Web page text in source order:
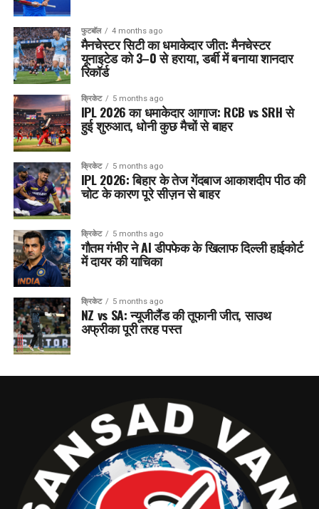
फुटबॉल 4 months ago
मैनचेस्टर सिटी का धमाकेदार जीत: मैनचेस्टर
यूनाइटेड को 3–0 से हराया, डर्बी में बनाया शानदार
रिकॉर्ड
क्रिकेट 5 months ago
IPL 2026 का धमाकेदार आगाज: RCB vs SRH से
हुई शुरुआत, धोनी कुछ मैचों से बाहर
क्रिकेट 5 months ago
IPL 2026: बिहार के तेज गेंदबाज आकाशदीप पीठ की
चोट के कारण पूरे सीज़न से बाहर
क्रिकेट 5 months ago
गौतम गंभीर ने AI डीपफेक के खिलाफ दिल्ली हाईकोर्ट
में दायर की याचिका
क्रिकेट 5 months ago
NZ vs SA: न्यूजीलैंड की तूफानी जीत, साउथ
अफ्रीका पूरी तरह पस्त